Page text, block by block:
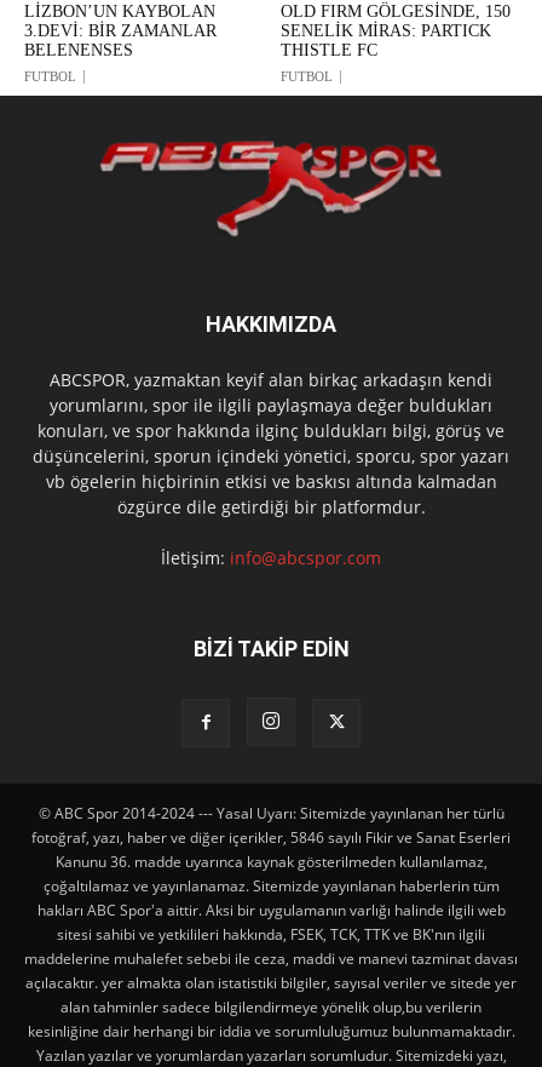
LİZBON’UN KAYBOLAN
3.DEVİ: BİR ZAMANLAR
BELENENSES
FUTBOL
OLD FIRM GÖLGESİNDE, 150
SENELİK MİRAS: PARTICK
THISTLE FC
FUTBOL
HAKKIMIZDA
ABCSPOR, yazmaktan keyif alan birkaç arkadaşın kendi
yorumlarını, spor ile ilgili paylaşmaya değer buldukları
konuları, ve spor hakkında ilginç buldukları bilgi, görüş ve
düşüncelerini, sporun içindeki yönetici, sporcu, spor yazarı
vb ögelerin hiçbirinin etkisi ve baskısı altında kalmadan
özgürce dile getirdiği bir platformdur.
İletişim: info@abcspor.com
BİZİ TAKİP EDİN
© ABC Spor 2014-2024 --- Yasal Uyarı: Sitemizde yayınlanan her türlü
fotoğraf, yazı, haber ve diğer içerikler, 5846 sayılı Fikir ve Sanat Eserleri
Kanunu 36. madde uyarınca kaynak gösterilmeden kullanılamaz,
çoğaltılamaz ve yayınlanamaz. Sitemizde yayınlanan haberlerin tüm
hakları ABC Spor'a aittir. Aksi bir uygulamanın varlığı halinde ilgili web
sitesi sahibi ve yetkilileri hakkında, FSEK, TCK, TTK ve BK'nın ilgili
maddelerine muhalefet sebebi ile ceza, maddi ve manevi tazminat davası
açılacaktır. yer almakta olan istatistiki bilgiler, sayısal veriler ve sitede yer
alan tahminler sadece bilgilendirmeye yönelik olup,bu verilerin
kesinliğine dair herhangi bir iddia ve sorumluluğumuz bulunmamaktadır.
Yazılan yazılar ve yorumlardan yazarları sorumludur. Sitemizdeki yazı,